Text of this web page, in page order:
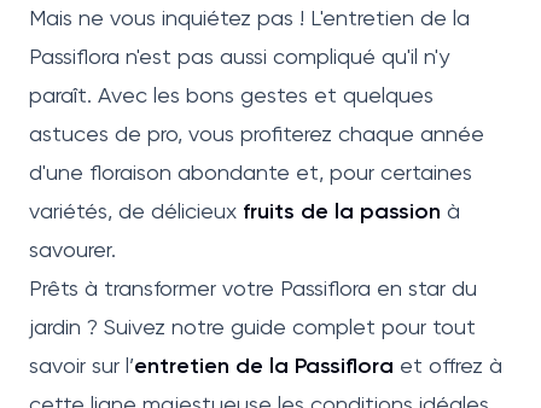
Mais ne vous inquiétez pas ! L'entretien de la
Passiflora n'est pas aussi compliqué qu'il n'y
paraît. Avec les bons gestes et quelques
astuces de pro, vous profiterez chaque année
d'une floraison abondante et, pour certaines
variétés, de délicieux fruits de la passion à
savourer.
Prêts à transformer votre Passiflora en star du
jardin ? Suivez notre guide complet pour tout
savoir sur l’entretien de la Passiflora et offrez à